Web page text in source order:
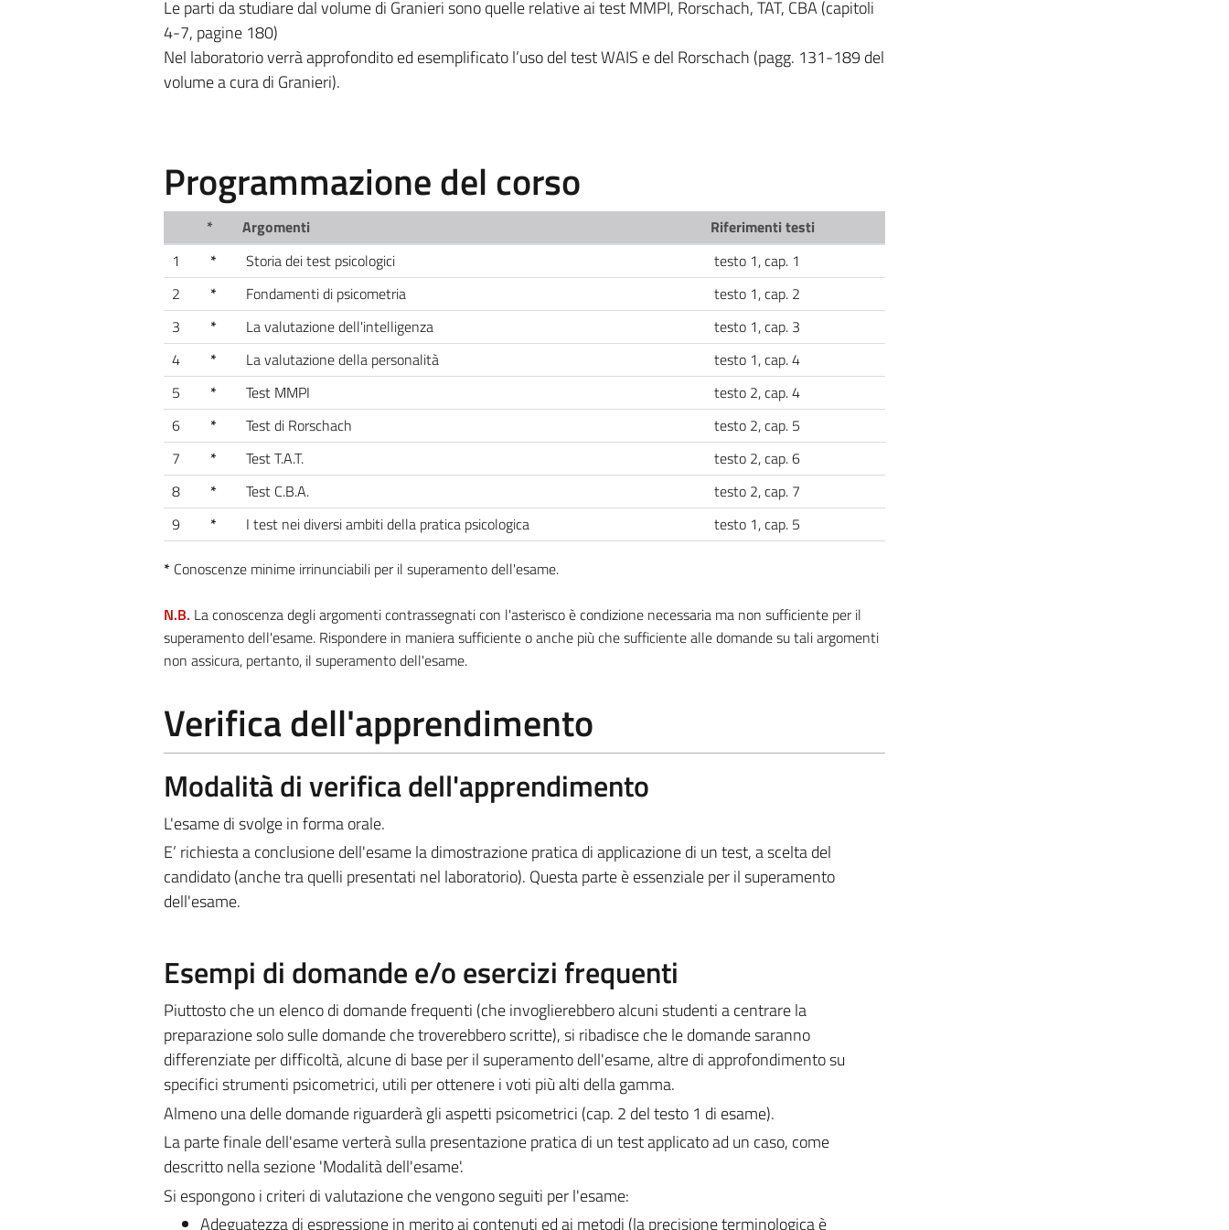
Le parti da studiare dal volume di Granieri sono quelle relative ai test MMPI, Rorschach, TAT, CBA (capitoli
4-7, pagine 180)
Nel laboratorio verrà approfondito ed esemplificato l’uso del test WAIS e del Rorschach (pagg. 131-189 del
volume a cura di Granieri).
Programmazione del corso
* Argomenti
Riferimenti testi
1
* Storia dei test psicologici
testo 1, cap. 1
2
* Fondamenti di psicometria
testo 1, cap. 2
3
* La valutazione dell'intelligenza
testo 1, cap. 3
4
* La valutazione della personalità
testo 1, cap. 4
5
* Test MMPI
testo 2, cap. 4
6
* Test di Rorschach
testo 2, cap. 5
7
* Test T.A.T.
testo 2, cap. 6
8
* Test C.B.A.
testo 2, cap. 7
9
* I test nei diversi ambiti della pratica psicologica testo 1, cap. 5
*Conoscenze minime irrinunciabili per il superamento dell'esame.
N.B. La conoscenza degli argomenti contrassegnati con l'asterisco è condizione necessaria ma non sufficiente per il
superamento dell'esame. Rispondere in maniera sufficiente o anche più che sufficiente alle domande su tali argomenti
non assicura, pertanto, il superamento dell'esame.
Verifica dell'apprendimento
Modalità di verifica dell'apprendimento
L'esame di svolge in forma orale.
E’ richiesta a conclusione dell'esame la dimostrazione pratica di applicazione di un test, a scelta del
candidato (anche tra quelli presentati nel laboratorio). Questa parte è essenziale per il superamento
dell'esame.
Esempi di domande e/o esercizi frequenti
Piuttosto che un elenco di domande frequenti (che invoglierebbero alcuni studenti a centrare la
preparazione solo sulle domande che troverebbero scritte), si ribadisce che le domande saranno
differenziate per difficoltà, alcune di base per il superamento dell'esame, altre di approfondimento su
specifici strumenti psicometrici, utili per ottenere i voti più alti della gamma.
Almeno una delle domande riguarderà gli aspetti psicometrici (cap. 2 del testo 1 di esame).
La parte finale dell'esame verterà sulla presentazione pratica di un test applicato ad un caso, come
descritto nella sezione 'Modalità dell'esame'.
Si espongono i criteri di valutazione che vengono seguiti per l'esame:
Adeguatezza di espressione in merito ai contenuti ed ai metodi (la precisione terminologica è